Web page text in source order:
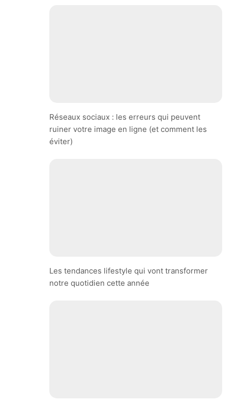
Réseaux sociaux : les erreurs qui peuvent
ruiner votre image en ligne (et comment les
éviter)
Les tendances lifestyle qui vont transformer
notre quotidien cette année